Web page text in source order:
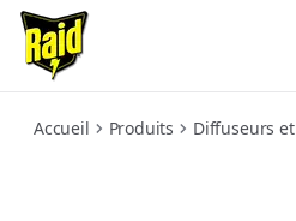
max-recharge-liquide-moustiques
Accueil Produits Diffuseurs